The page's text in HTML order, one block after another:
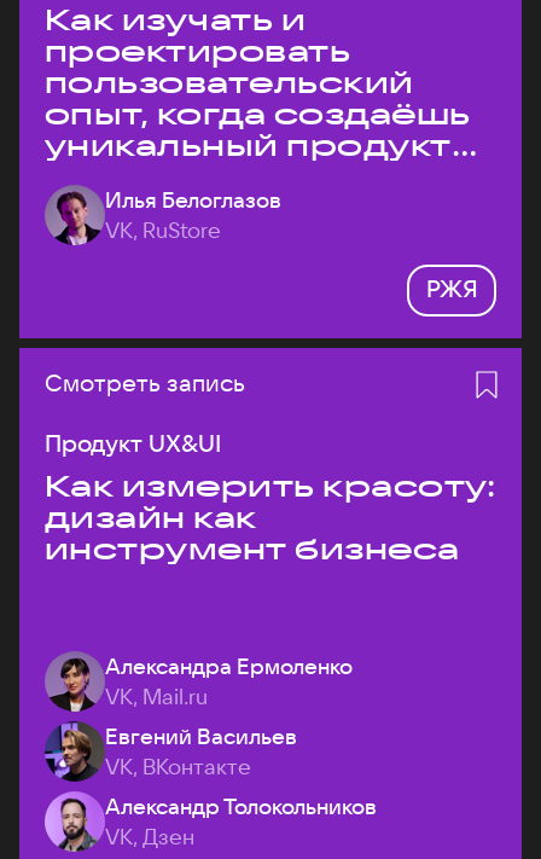
Как изучать и
проектировать
пользовательский
опыт, когда создаёшь
уникальный продукт
на рынке?
Илья Белоглазов
VK, RuStore
РЖЯ
Смотреть запись
Продукт UX&UI
Как измерить красоту:
дизайн как
инструмент бизнеса
Александра Ермоленко
VK, Mail.ru
Евгений Васильев
VK, ВКонтакте
Александр Толокольников
VK, Дзен